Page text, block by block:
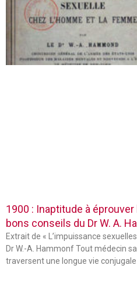
1900 : Inaptitude à
bons conseils du Dr W. A.
Extrait de « L’impuissance
Dr W.-A. Hammonf Tout médecin
traversent une longue vie conjugale